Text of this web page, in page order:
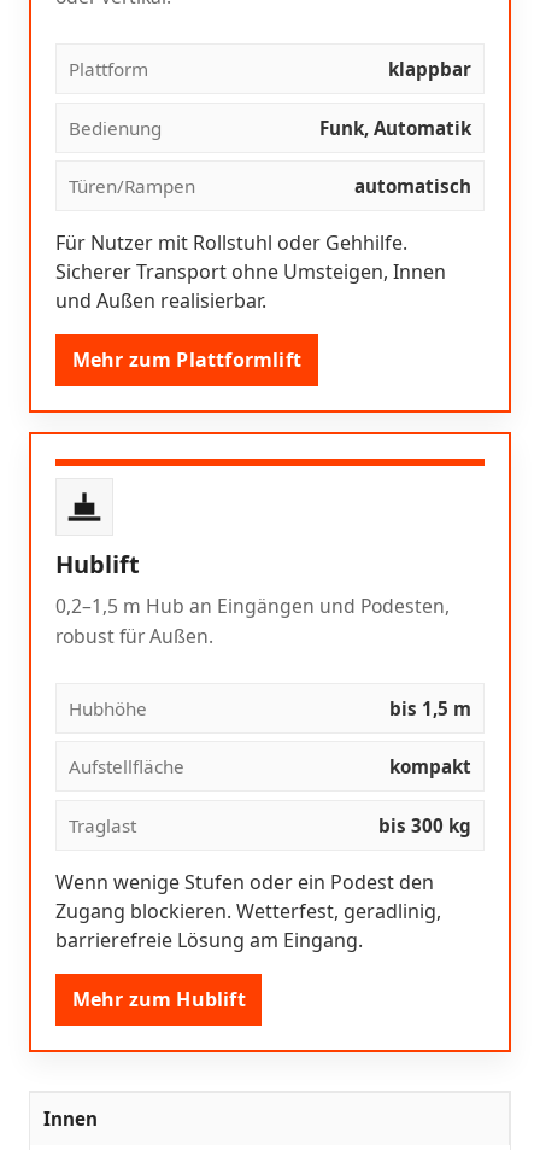
Plattform klappbar
Bedienung Funk, Automatik
Türen/Rampen automatisch
Für Nutzer mit Rollstuhl oder Gehhilfe.
Sicherer Transport ohne Umsteigen, Innen
und Außen realisierbar.
Mehr zum Plattformlift
Hublift
0,2–1,5 m Hub an Eingängen und Podesten,
robust für Außen.
Hubhöhe bis 1,5 m
Aufstellfläche kompakt
Traglast bis 300 kg
Wenn wenige Stufen oder ein Podest den
Zugang blockieren. Wetterfest, geradlinig,
barrierefreie Lösung am Eingang.
Mehr zum Hublift
Innen